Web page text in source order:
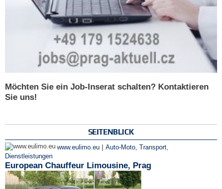
Möchten Sie ein Job-Inserat schalten? Kontaktieren
Sie uns!
SEITENBLICK
www.eulimo.eu | Auto-Moto, Transport
Dienstleistungen
European Chauffeur Limousine, Prag